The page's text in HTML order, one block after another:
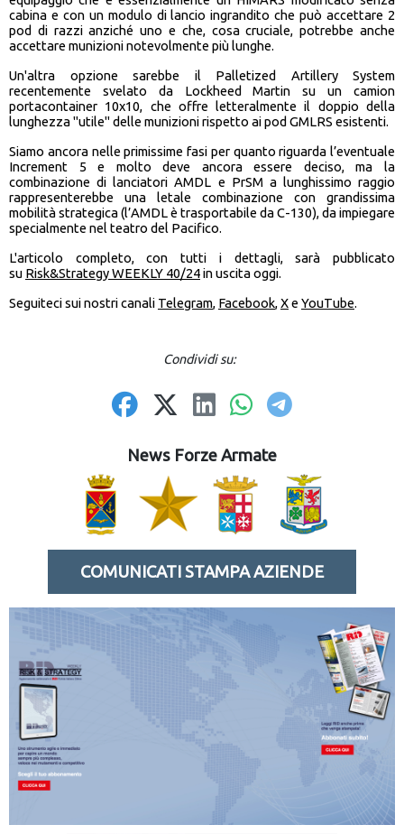
cabina e con un modulo di lancio ingrandito che può accettare 2
pod di razzi anziché uno e che, cosa cruciale, potrebbe anche
accettare munizioni notevolmente più lunghe.
Un'altra opzione sarebbe il Palletized Artillery System
recentemente svelato da Lockheed Martin su un camion
portacontainer 10x10, che offre letteralmente il doppio della
lunghezza "utile" delle munizioni rispetto ai pod GMLRS esistenti.
Siamo ancora nelle primissime fasi per quanto riguarda l’eventuale
Increment 5 e molto deve ancora essere deciso, ma la
combinazione di lanciatori AMDL e PrSM a lunghissimo raggio
rappresenterebbe una letale combinazione con grandissima
mobilità strategica (l’AMDL è trasportabile da C-130), da impiegare
specialmente nel teatro del Pacifico.
L'articolo completo, con tutti i dettagli, sarà pubblicato
su Risk&Strategy WEEKLY 40/24in uscita oggi.
Seguiteci sui nostri canali Telegram, Facebook,Xe YouTube.
Condividi su:
News Forze Armate
COMUNICATI STAMPA AZIENDE